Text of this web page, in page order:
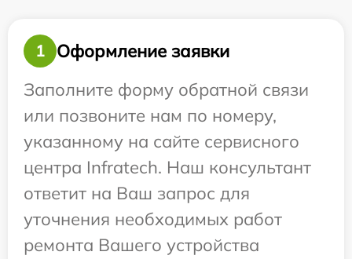
1
Оформление заявки
Заполните форму обратной связи
или позвоните нам по номеру,
указанному на сайте сервисного
центра Infratech. Наш консультант
ответит на Ваш запрос для
уточнения необходимых работ
ремонта Вашего устройства